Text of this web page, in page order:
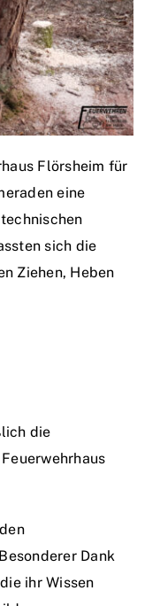
Flörsheim für
eine
sich die
Ziehen, Heben
die
Dank
ihr Wissen